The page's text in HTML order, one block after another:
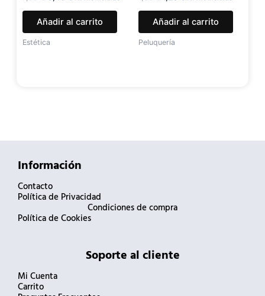
Añadir al carrito
Estética
Añadir al carrito
Peluquería
Información
Contacto
Política de Privacidad
Condiciones de compra
Política de Cookies
Soporte al cliente
Mi Cuenta
Carrito